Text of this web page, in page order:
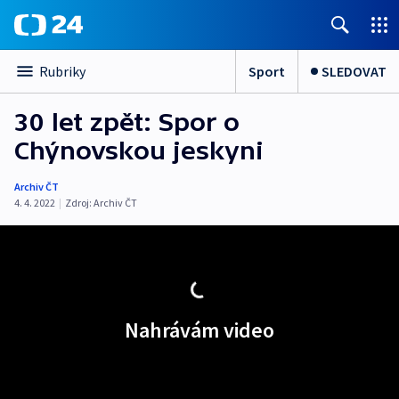
Rubriky Sport SLEDOVAT
30 let zpět: Spor o
Chýnovskou jeskyni
Archiv ČT
4. 4. 2022 | Zdroj: Archiv ČT
Nahrávám video